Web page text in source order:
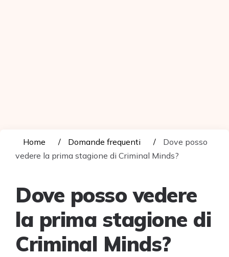
Home Domande frequenti
Dove posso
vedere la prima stagione di Criminal Minds?
Dove posso vedere
la prima stagione di
Criminal Minds?